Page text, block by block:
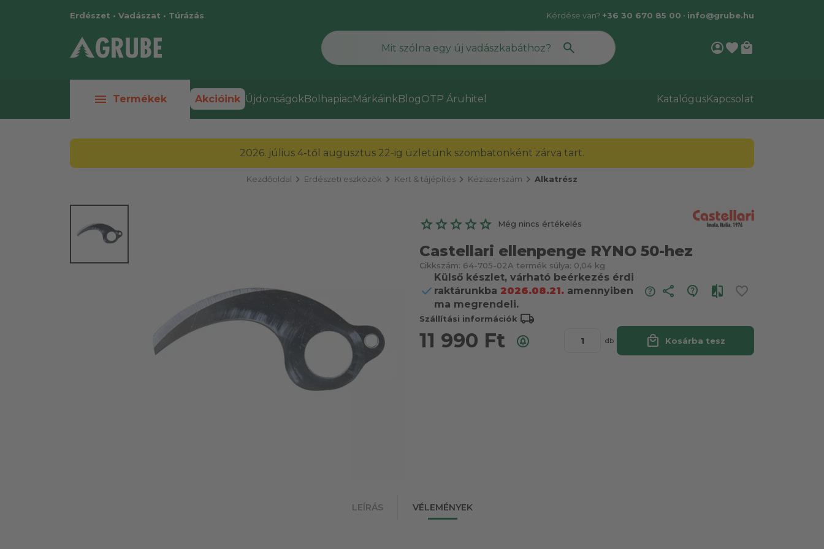
Erdészet • Vadászat • Túrázás Kérdése van? +36 30 670 85 00 • info@grube.hu
account_circlefavorite local_mall
menu Termékek Akcióink ÚjdonságokBolhapiacMárkáinkBlogOTP Áruhitel KatalógusKapcsolat
2026. július 4-től augusztus 22-ig üzletünk szombatonként zárva tart.
Kezdőoldal chevron_right Erdészeti eszközök chevron_right Kert & tájépítés chevron_right Kéziszerszám chevron_right Alkatrész
Még nincs értékelés
Castellari ellenpenge RYNO 50-hez
Cikkszám: 64-705-02A termék súlya: 0,04 kg
Külső készlet, várható beérkezés érdi
raktárunkba 2026.08.21. amennyiben
ma megrendeli.
share
Szállítási információk local_shipping
11 990 Ft db local_mall Kosárba tesz
LEÍRÁS VÉLEMÉNYEK